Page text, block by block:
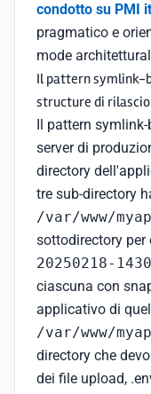
condotto su PMI
pragmatico e
mode
Il pattern symlink-
structure di rilascio
Il pattern
server di
directory
tre sub-directory
/var/www/
sottodirectory per
20250218-
ciascuna con
applicativo di
/var/www/
directory che
dei file upload,